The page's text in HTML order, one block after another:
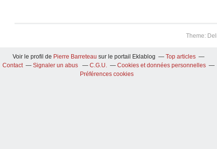
Theme:
Voir le profil de Pierre Barreteau sur le portail Eklablog
Top articles
Contact
Signaler un abus C.G.U.
Cookies et données personnelles
Préférences cookies